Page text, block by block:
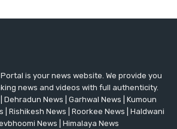
is your news website. We provide you
news and videos with full authenticity.
News | Garhwal News | Kumoun
| Rishikesh News | Roorkee News | Haldwani
News | Himalaya News